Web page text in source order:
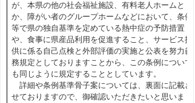
が、本県の他の社会福祉施設、有料老人ホームと
か、障がい者のグループホームなどにおいて、条例
等で県の独自基準を定めている熱中症の予防措置
や、食事に県産品利用を促進すること、サービス提
供に係る自己点検と外部評価の実施と公表を努力義
務規定としておりますことから、この条例について
も同じように規定することとしています。
詳細や条例基準骨子案については、裏面に記載さ
せておりますので、御確認いただきたいと思いま